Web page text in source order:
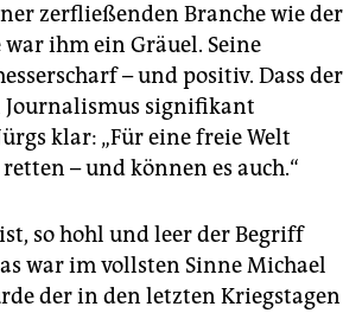
zerfließenden Branche wie der
ihm ein Gräuel. Seine
– und positiv. Dass der
Journalismus signifikant
klar: „Für eine freie Welt
– und können es auch.“
so hohl und leer der Begriff
war im vollsten Sinne Michael
der in den letzten Kriegstagen